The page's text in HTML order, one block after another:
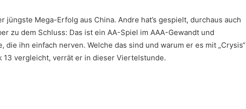
jüngste Mega-Erfolg aus China. Andre hat’s gespielt, durchaus auch
zu dem Schluss: Das ist ein AA-Spiel im AAA-Gewandt und
die ihn einfach nerven. Welche das sind und warum er es mit „Crysis“
13 vergleicht, verrät er in dieser Viertelstunde.